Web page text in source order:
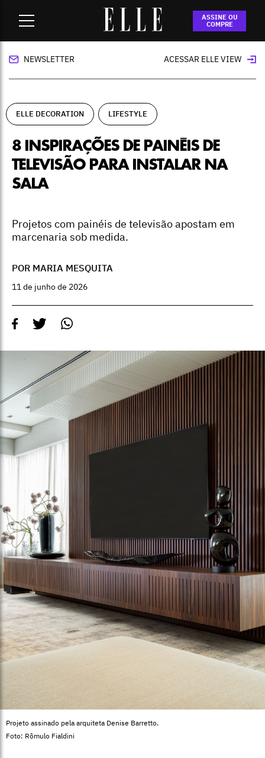
ASSINE OU
COMPRE
-8 inspirações de painéis de
televisão para instalar na sala
NEWSLETTER ACESSAR ELLE VIEW
ELLE DECORATION LIFESTYLE
8 INSPIRAÇÕES DE PAINÉIS DE
TELEVISÃO PARA INSTALAR NA
SALA
Projetos com painéis de televisão apostam em
marcenaria sob medida.
POR MARIA MESQUITA
11 de junho de 2026
Projeto assinado pela arquiteta Denise Barretto.
Foto: Rômulo Fialdini